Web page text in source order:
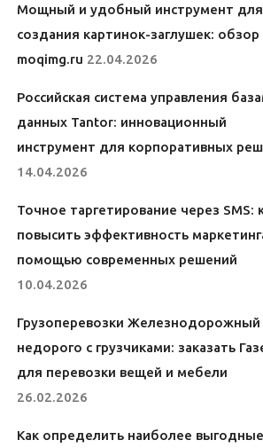
Мощный и удобный инструмент для
создания картинок-заглушек: обзор
moqimg.ru 22.04.2026
Российская система управления
данных Tantor: инновационный
инструмент для корпоративных
14.04.2026
Точное таргетирование через SMS:
повысить эффективность
помощью современных решений
10.04.2026
Грузоперевозки Железнодорожный
недорого с грузчиками: заказать
для перевозки вещей и мебели
26.02.2026
Как определить наиболее выгодные